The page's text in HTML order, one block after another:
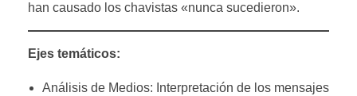
han causado los chavistas «nunca sucedieron».
Ejes temáticos:
Análisis de Medios: Interpretación de los mensajes